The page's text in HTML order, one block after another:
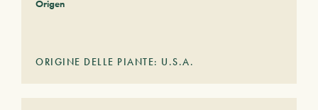
Origen
ORIGINE DELLE PIANTE: U.S.A.